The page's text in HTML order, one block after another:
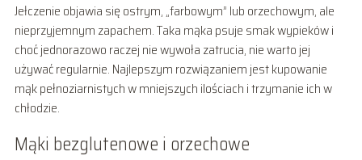
Jełczenie objawia się ostrym, „farbowym” lub orzechowym, ale
nieprzyjemnym zapachem. Taka mąka psuje smak wypieków i
choć jednorazowo raczej nie wywoła zatrucia, nie warto jej
używać regularnie. Najlepszym rozwiązaniem jest kupowanie
mąk pełnoziarnistych w mniejszych ilościach i trzymanie ich w
chłodzie.
Mąki bezglutenowe i orzechowe